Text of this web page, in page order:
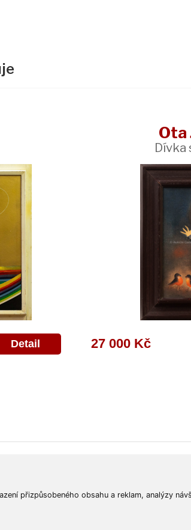
přizpůsobeného obsahu a reklam, analýzy
Detail
Ota
Dívka
27 000 Kč